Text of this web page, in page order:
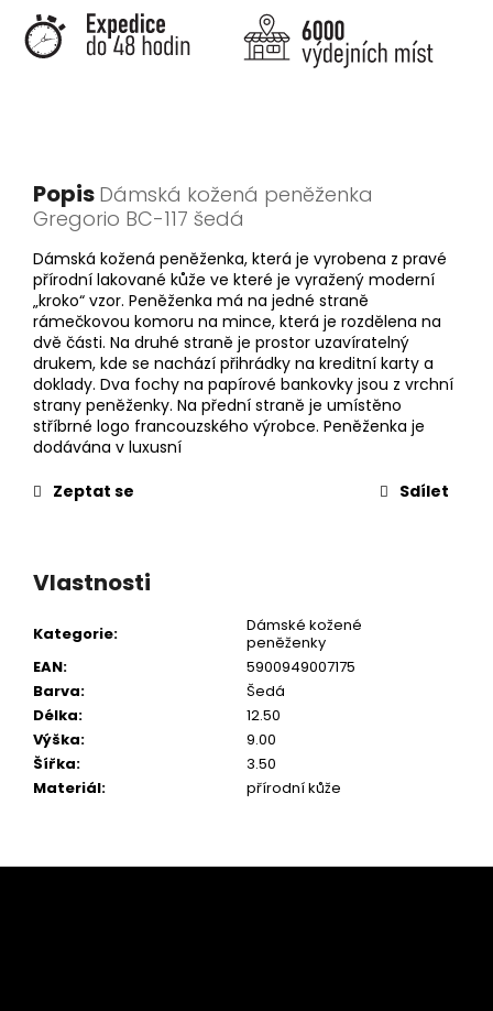
Popis Dámská kožená peněženka
Gregorio BC-117 šedá
Dámská kožená peněženka, která je vyrobena z pravé
přírodní lakované kůže ve které je vyražený moderní
„kroko“ vzor. Peněženka má na jedné straně
rámečkovou komoru na mince, která je rozdělena na
dvě části. Na druhé straně je prostor uzavíratelný
drukem, kde se nachází přihrádky na kreditní karty a
doklady. Dva fochy na papírové bankovky jsou z vrchní
strany peněženky. Na přední straně je umístěno
stříbrné logo francouzského výrobce. Peněženka je
dodávána v luxusní
Zeptat se
Sdílet
Vlastnosti
Kategorie:
Dámské kožené
peněženky
EAN:
5900949007175
Barva:
Šedá
Délka:
12.50
Výška:
9.00
Šířka:
3.50
Materiál: přírodní kůže
Z